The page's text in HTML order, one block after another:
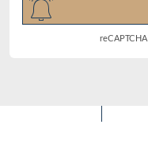
reCAPTCHA